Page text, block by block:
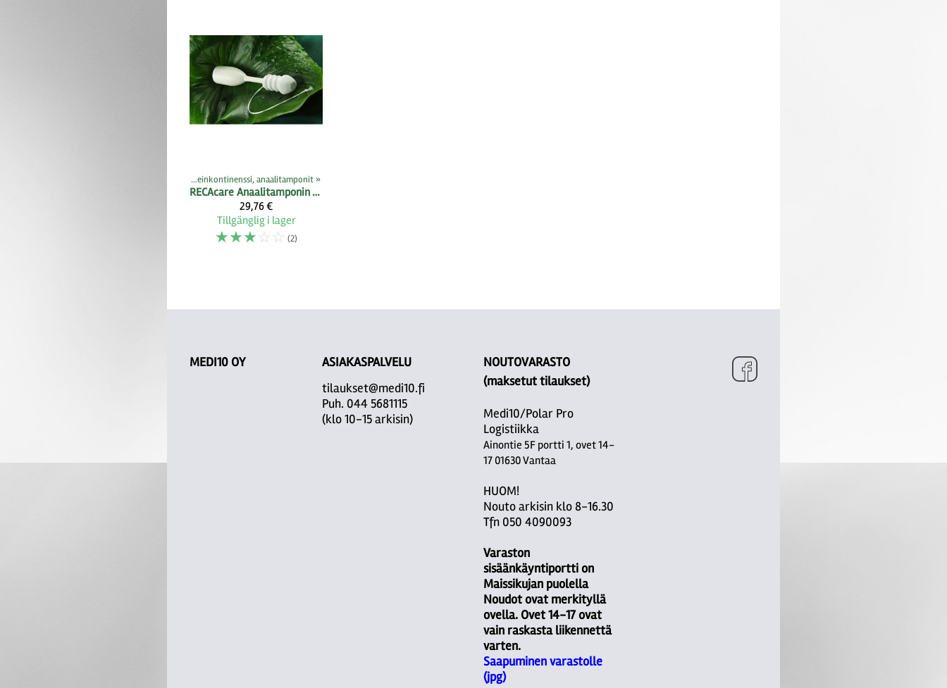
Ulosteinkontinenssi, anaalitamponit ‪»
RECAcare
Anaalitamponin asetin 30/1
29,76 €
Tillgänglig i lager
☆☆☆☆ ☆ (2)
MEDI10 OY
ASIAKASPALVELU
tilaukset@medi10.fi
Puh. 044 5681115
(klo 10-15 arkisin)
NOUTOVARASTO
(maksetut tilaukset)
Medi10/Polar Pro
Logistiikka
Ainontie 5F portti 1, ovet 14-
17 01630 Vantaa
HUOM!
Nouto arkisin klo 8-16.30
Tfn 050 4090093
Varaston
sisäänkäyntiportti on
Maissikujan puolella
Noudot ovat merkityllä
ovella. Ovet 14-17 ovat
vain raskasta liikennettä
varten.
Saapuminen varastolle
(jpg)